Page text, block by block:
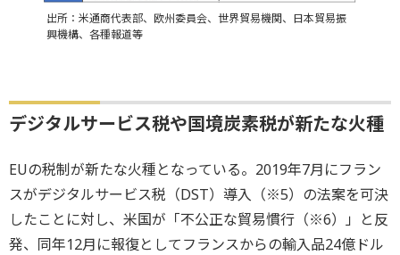
出所：米通商代表部、欧州委員会、世界貿易機関、日本貿易振
興機構、各種報道等
デジタルサービス税や国境炭素税が新たな火種
EUの税制が新たな火種となっている。2019年7月にフラン
スがデジタルサービス税（DST）導入（※5）の法案を可決
したことに対し、米国が「不公正な貿易慣行（※6）」と反
発、同年12月に報復としてフランスからの輸入品24億ドル